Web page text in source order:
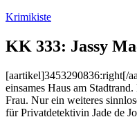
Zum
springen
Krimikiste
KK 333: Jassy
[aartikel]3453290836:right[/
einsames Haus am
Frau. Nur ein weiteres
für Privatdetektivin Jade de